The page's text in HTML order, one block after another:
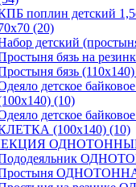
поплин детский
(20)
детский
бязь на
бязь
детское
(10)
детское
(100х140) (10)